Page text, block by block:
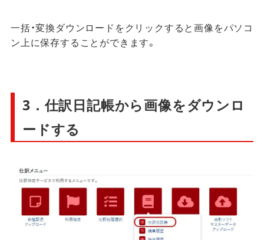
一括・変換ダウンロードをクリックすると画像をパソコ
ン上に保存することができます。
3．仕訳日記帳から画像をダウンロ
ードする